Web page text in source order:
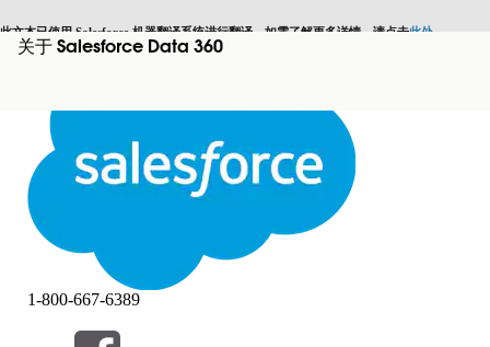
此文本已使用 Salesforce 机器翻译系统进行翻译。如需了解更多详情，请点击此处
切换为英语 而非现在
关闭关闭
关于 Salesforce Data 360
1-800-667-6389